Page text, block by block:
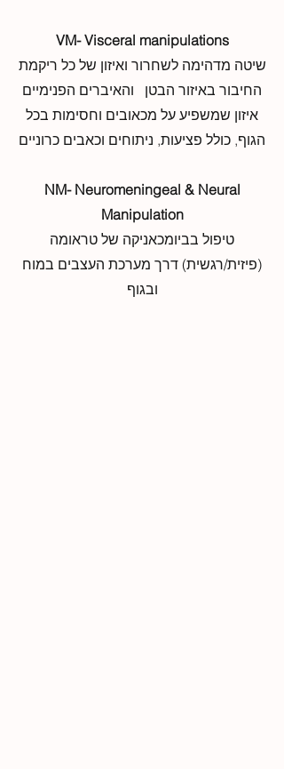
VM- Visceral manipulations
שיטה מדהימה לשחרור ואיזון של כל ריקמת
החיבור באיזור הבטן והאיברים הפנימיים
איזון שמשפיע על מכאובים וחסימות בכל
הגוף, כולל פציעות, ניתוחים וכאבים כרוניים
NM- Neuromeningeal & Neural
Manipulation
טיפול בביומכאניקה של טראומה
(פיזית/רגשית) דרך מערכת העצבים במוח
ובגוף